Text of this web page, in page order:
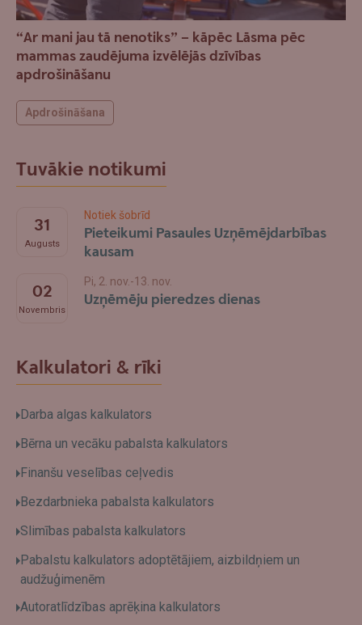
“Ar mani jau tā nenotiks” – kāpēc Lāsma pēc
mammas zaudējuma izvēlējās dzīvības
apdrošināšanu
Apdrošināšana
Tuvākie notikumi
31
Augusts
Notiek šobrīd
Pieteikumi Pasaules Uzņēmējdarbības
kausam
02
Novembris
Pi, 2. nov.-13. nov.
Uzņēmēju pieredzes dienas
Kalkulatori & rīki
Darba algas kalkulators
Bērna un vecāku pabalsta kalkulators
Finanšu veselības ceļvedis
Bezdarbnieka pabalsta kalkulators
Slimības pabalsta kalkulators
Pabalstu kalkulators adoptētājiem, aizbildņiem un
audžuģimenēm
Autoratlīdzības aprēķina kalkulators